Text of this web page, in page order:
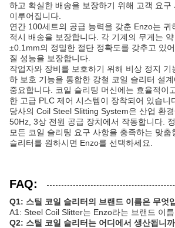
하고 확실한 배송을 보장하기 위해 고객 요구
이루어집니다.
연간 100세트의 공급 능력을 갖춘 Enzo는 귀
적시 배송을 보장합니다. 각 기계의 무게는
±0.1mm의 정밀한 절단 정확도를 갖추고 있
질 성능을 보장합니다.
작업자와 장비를 보호하기 위해 비상 정지 기
하 보호 기능을 통합한 강철 코일 슬리터 설
중요합니다. 코일 슬리팅 머신에는 효율적이
한 고급 PLC 제어 시스템이 장착되어 있습니
당사의 Coil Steel Slitting System은 산업 환
50Hz, 3상 전원 공급 장치에서 작동합니다.
모든 코일 슬리팅 요구 사항을 충족하는 맞춤
슬리터를 원하시면 Enzo를 선택하세요.
FAQ:
Q1: 스틸 코일 슬리터의 브랜드 이름은 무엇
A1: Steel Coil Slitter는 Enzo라는 브랜드 이
Q2: 스틸 코일 슬리터는 어디에서 생산됩니